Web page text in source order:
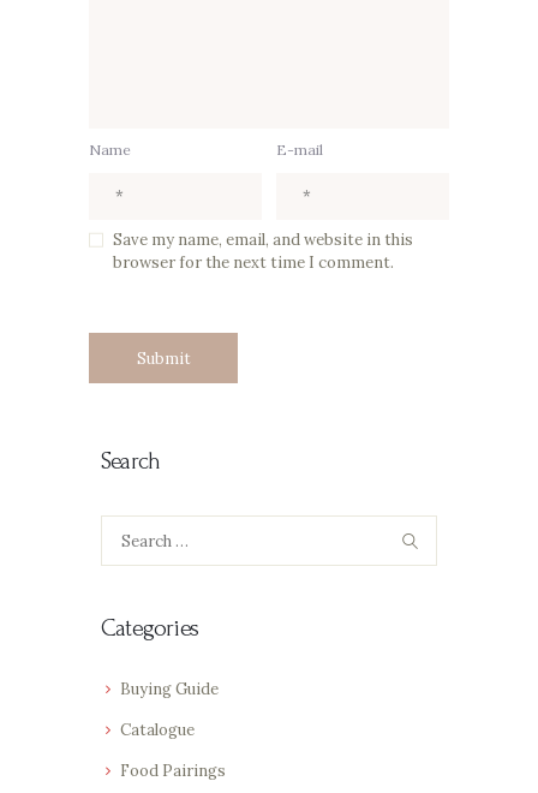
Name E-mail
Save my name, email, and website in this
browser for the next time I comment.
Search
Search
Categories
Buying Guide
Catalogue
Food Pairings